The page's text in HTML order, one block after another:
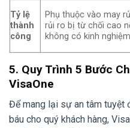
Tỷ lệ
thành
công
Phụ thuộc vào may
rủi ro bị từ chối cao
không có kinh
5. Quy Trình 5 Bước
VisaOne
Để mang lại sự an tâm tuyệt
báu cho quý khách hàng,